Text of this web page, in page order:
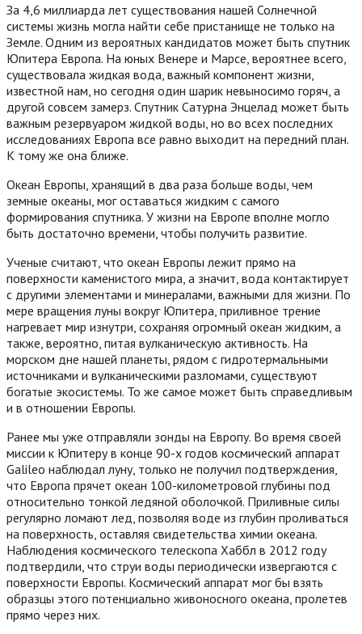
За 4,6 миллиарда лет существования нашей Солнечной
системы жизнь могла найти себе пристанище не только на
Земле. Одним из вероятных кандидатов может быть спутник
Юпитера Европа. На юных Венере и Марсе, вероятнее всего,
существовала жидкая вода, важный компонент жизни,
известной нам, но сегодня один шарик невыносимо горяч, а
другой совсем замерз. Спутник Сатурна Энцелад может быть
важным резервуаром жидкой воды, но во всех последних
исследованиях Европа все равно выходит на передний план.
К тому же она ближе.
Океан Европы, хранящий в два раза больше воды, чем
земные океаны, мог оставаться жидким с самого
формирования спутника. У жизни на Европе вполне могло
быть достаточно времени, чтобы получить развитие.
Ученые считают, что океан Европы лежит прямо на
поверхности каменистого мира, а значит, вода контактирует
с другими элементами и минералами, важными для жизни. По
мере вращения луны вокруг Юпитера, приливное трение
нагревает мир изнутри, сохраняя огромный океан жидким, а
также, вероятно, питая вулканическую активность. На
морском дне нашей планеты, рядом с гидротермальными
источниками и вулканическими разломами, существуют
богатые экосистемы. То же самое может быть справедливым
и в отношении Европы.
Ранее мы уже отправляли зонды на Европу. Во время своей
миссии к Юпитеру в конце 90-х годов космический аппарат
Galileo наблюдал луну, только не получил подтверждения,
что Европа прячет океан 100-километровой глубины под
относительно тонкой ледяной оболочкой. Приливные силы
регулярно ломают лед, позволяя воде из глубин проливаться
на поверхность, оставляя свидетельства химии океана.
Наблюдения космического телескопа Хаббл в 2012 году
подтвердили, что струи воды периодически извергаются с
поверхности Европы. Космический аппарат мог бы взять
образцы этого потенциально живоносного океана, пролетев
прямо через них.